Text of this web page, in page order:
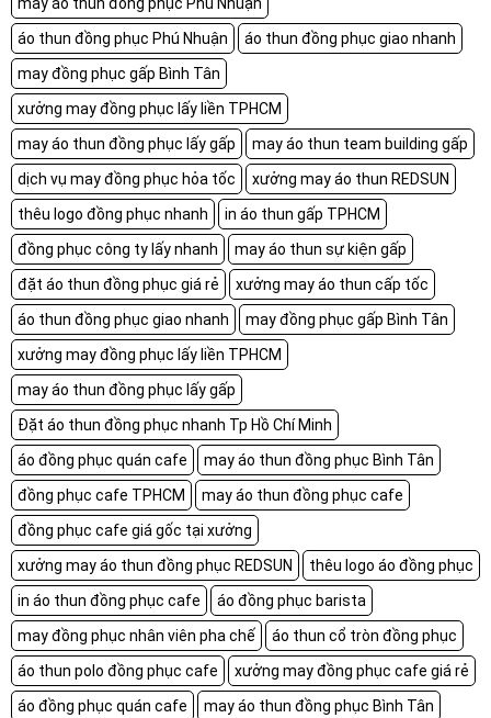
áo thun đồng phục Phú Nhuận
áo thun đồng phục giao nhanh
may đồng phục gấp Bình Tân
xưởng may đồng phục lấy liền TPHCM
may áo thun đồng phục lấy gấp
may áo thun team building gấp
dịch vụ may đồng phục hỏa tốc
xưởng may áo thun REDSUN
thêu logo đồng phục nhanh
in áo thun gấp TPHCM
đồng phục công ty lấy nhanh
may áo thun sự kiện gấp
đặt áo thun đồng phục giá rẻ
xưởng may áo thun cấp tốc
áo thun đồng phục giao nhanh
may đồng phục gấp Bình Tân
xưởng may đồng phục lấy liền TPHCM
may áo thun đồng phục lấy gấp
Đặt áo thun đồng phục nhanh Tp Hồ Chí Minh
áo đồng phục quán cafe
may áo thun đồng phục Bình Tân
đồng phục cafe TPHCM
may áo thun đồng phục cafe
đồng phục cafe giá gốc tại xưởng
xưởng may áo thun đồng phục REDSUN
thêu logo áo đồng phục
in áo thun đồng phục cafe
áo đồng phục barista
may đồng phục nhân viên pha chế
áo thun cổ tròn đồng phục
áo thun polo đồng phục cafe
xưởng may đồng phục cafe giá rẻ
áo đồng phục quán cafe
may áo thun đồng phục Bình Tân